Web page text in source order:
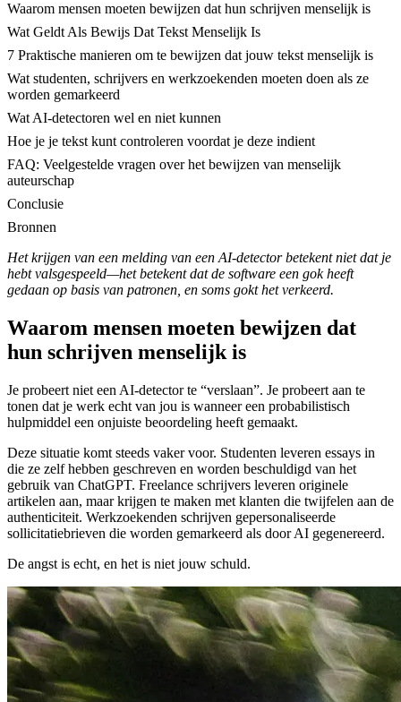
Waarom mensen moeten bewijzen dat hun schrijven menselijk is
Wat Geldt Als Bewijs Dat Tekst Menselijk Is
7 Praktische manieren om te bewijzen dat jouw tekst menselijk is
Wat studenten, schrijvers en werkzoekenden moeten doen als ze
worden gemarkeerd
Wat AI-detectoren wel en niet kunnen
Hoe je je tekst kunt controleren voordat je deze indient
FAQ: Veelgestelde vragen over het bewijzen van menselijk
auteurschap
Conclusie
Bronnen
Het krijgen van een melding van een AI-detector betekent niet dat je
hebt valsgespeeld—het betekent dat de software een gok heeft
gedaan op basis van patronen, en soms gokt het verkeerd.
Waarom mensen moeten bewijzen dat
hun schrijven menselijk is
Je probeert niet een AI-detector te “verslaan”. Je probeert aan te
tonen dat je werk echt van jou is wanneer een probabilistisch
hulpmiddel een onjuiste beoordeling heeft gemaakt.
Deze situatie komt steeds vaker voor. Studenten leveren essays in
die ze zelf hebben geschreven en worden beschuldigd van het
gebruik van ChatGPT. Freelance schrijvers leveren originele
artikelen aan, maar krijgen te maken met klanten die twijfelen aan de
authenticiteit. Werkzoekenden schrijven gepersonaliseerde
sollicitatiebrieven die worden gemarkeerd als door AI gegenereerd.
De angst is echt, en het is niet jouw schuld.